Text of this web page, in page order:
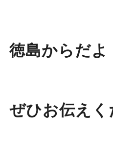
徳島からだよ
ぜひお伝え